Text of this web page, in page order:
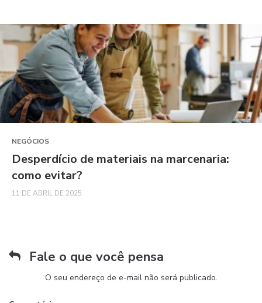
NEGÓCIOS
Desperdício de materiais na marcenaria:
como evitar?
11 DE ABRIL DE 2025
Fale o que você pensa
O seu endereço de e-mail não será publicado.